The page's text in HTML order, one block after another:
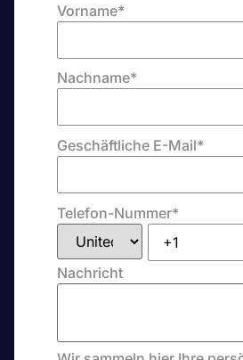
Vorname*
Nachname*
Geschäftliche E-Mail*
Telefon-Nummer*
Nachricht